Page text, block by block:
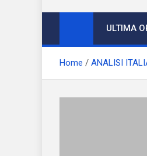
ULTIMA
Home ANALISI